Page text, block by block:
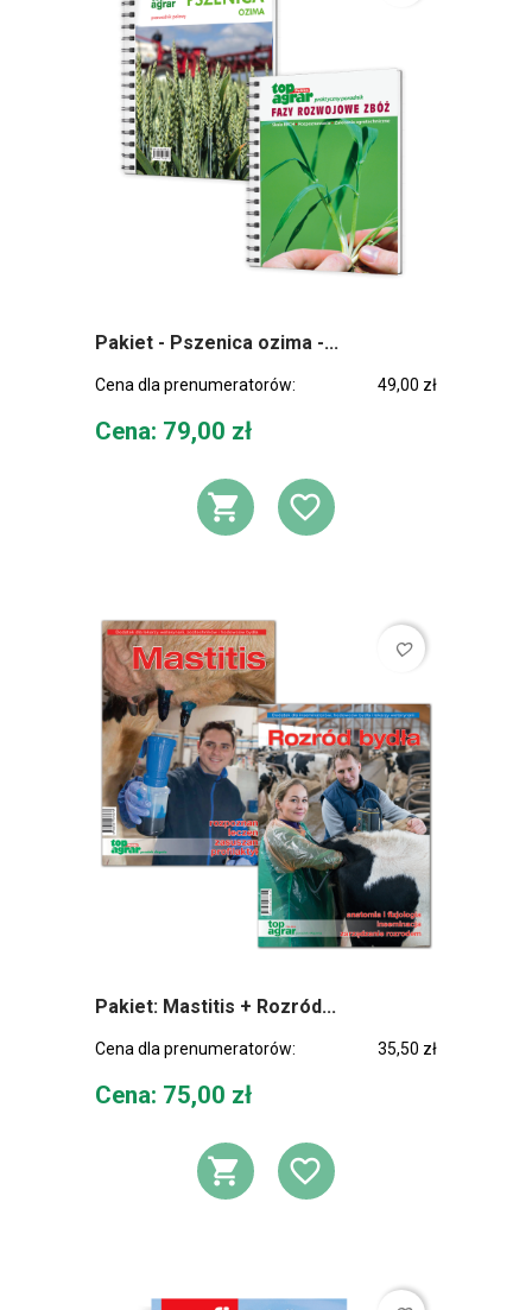
Pakiet - Pszenica ozima -...
Cena dla prenumeratorów: 49,00 zł
Cena
Cena: 79,00 zł
DODAJ DO
DODAJ DO
favorite_border
Pakiet: Mastitis + Rozród...
Cena dla prenumeratorów: 35,50 zł
Cena
Cena: 75,00 zł
DODAJ DO
DODAJ DO